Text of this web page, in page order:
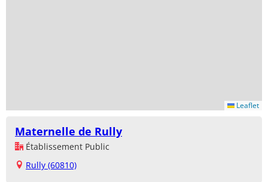
Leaflet
Maternelle de Rully
Établissement Public
Rully (60810)